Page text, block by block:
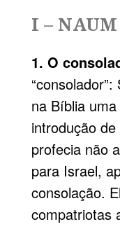
I – NAUM
1. O
na Bíblia
introdução
profecia não
para Israel,
consolação.
compatriotas